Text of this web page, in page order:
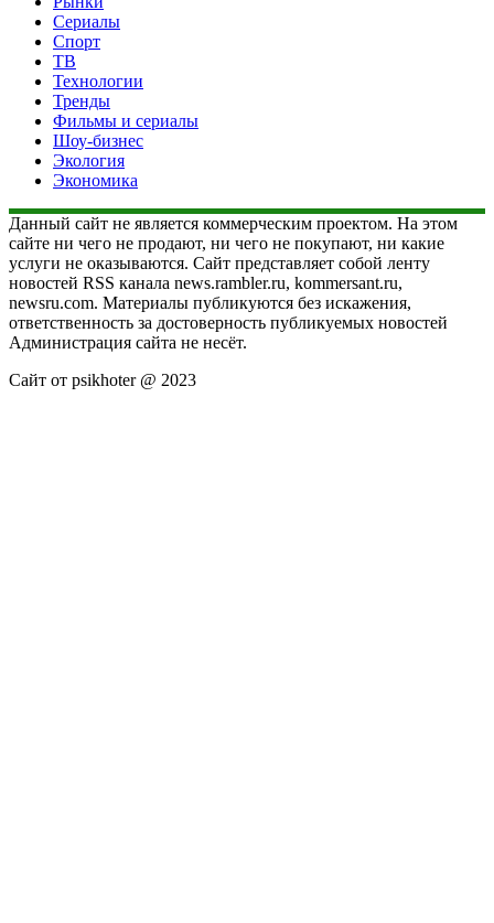
Сериалы
Спорт
ТВ
Технологии
Тренды
Фильмы и сериалы
Шоу-бизнес
Экология
Экономика
Данный сайт не является коммерческим проектом. На этом
сайте ни чего не продают, ни чего не покупают, ни какие
услуги не оказываются. Сайт представляет собой ленту
новостей RSS канала news.rambler.ru, kommersant.ru,
newsru.com. Материалы публикуются без искажения,
ответственность за достоверность публикуемых новостей
Администрация сайта не несёт.
Сайт от psikhoter @ 2023